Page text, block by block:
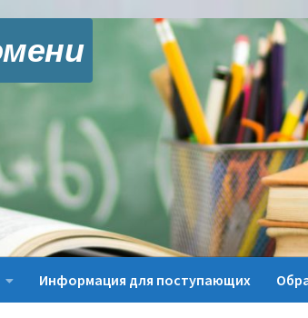
Информация для поступающих